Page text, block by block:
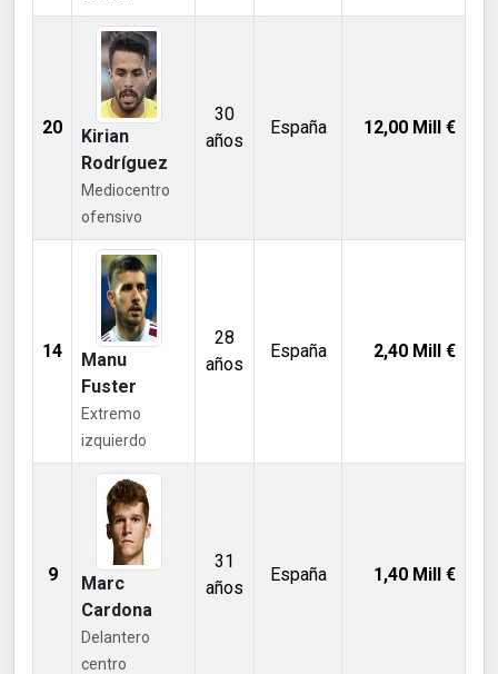
20
Kirian
Rodríguez
Mediocentro
ofensivo
30
años
España 12,00 Mill €
14
Manu
Fuster
Extremo
izquierdo
28
años
España 2,40 Mill €
9
Marc
Cardona
Delantero
centro
31
años
España 1,40 Mill €